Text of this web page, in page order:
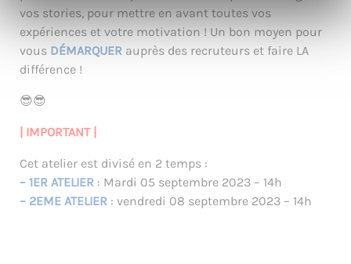
vos stories, pour mettre en avant toutes vos
expériences et votre motivation ! Un bon moyen pour
vous DÉMARQUER auprès des recruteurs et faire LA
différence !
😎😎
| IMPORTANT |
Cet atelier est divisé en 2 temps :
– 1ER ATELIER : Mardi 05 septembre 2023 – 14h
– 2EME ATELIER : vendredi 08 septembre 2023 – 14h